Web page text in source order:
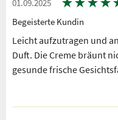
01.09.2025
Begeisterte Kundin
Leicht aufzutragen und
Duft. Die Creme bräunt
gesunde frische